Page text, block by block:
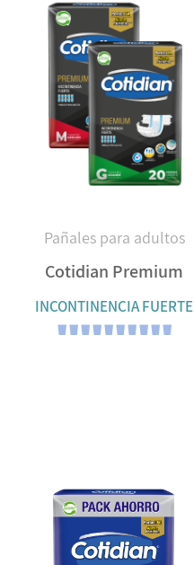
Pañales para adultos
Cotidian Premium
INCONTINENCIA FUERTE